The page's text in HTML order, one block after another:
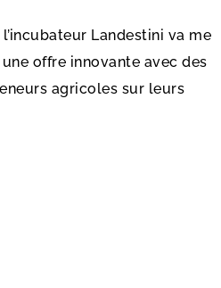
l’incubateur Landestini va me
offre innovante avec des
agricoles sur leurs